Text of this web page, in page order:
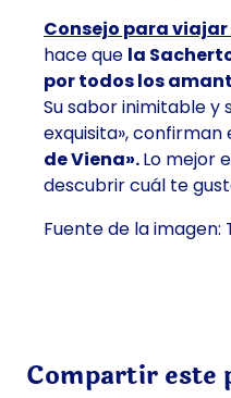
Consejo para viajar
hace que la
por todos los
Su sabor inimitable y
exquisita», confirman
de Viena».Lo mejor
descubrir cuál te
Fuente de la imagen:
Compartir este